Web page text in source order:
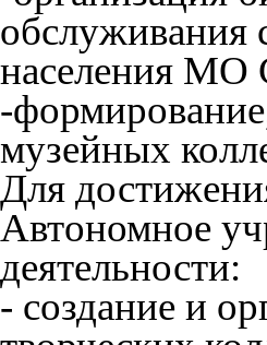
обслуживания
населения МО
-
музейных
Для
Автономное
деятельности:
- создание и